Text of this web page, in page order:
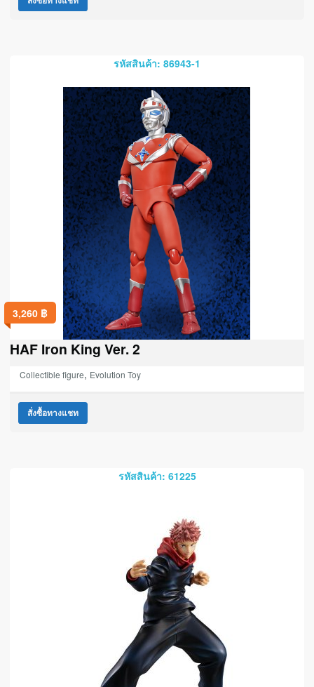
รหัสสินค้า: 86943-1
3,260 ฿
HAF Iron King Ver. 2
Collectible figure, Evolution Toy
สั่งซื้อทางแชท
รหัสสินค้า: 61225